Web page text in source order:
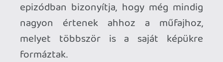
Wanteddal a Criterion ismét
újraértelmez, de közben a fejlesztők
klasszikus Burnoutból táplálkozó
értékrendje sem szorul háttérbe az NFS
címke mögött.